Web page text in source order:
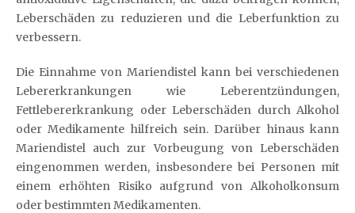
Leberschäden zu reduzieren und die Leberfunktion zu
verbessern.
Die Einnahme von Mariendistel kann bei verschiedenen
Lebererkrankungen wie Leberentzündungen,
Fettlebererkrankung oder Leberschäden durch Alkohol
oder Medikamente hilfreich sein. Darüber hinaus kann
Mariendistel auch zur Vorbeugung von Leberschäden
eingenommen werden, insbesondere bei Personen mit
einem erhöhten Risiko aufgrund von Alkoholkonsum
oder bestimmten Medikamenten.